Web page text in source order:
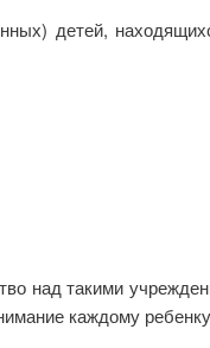
детей,
над такими
каждому